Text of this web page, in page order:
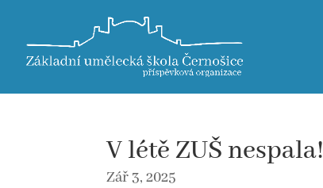
V létě ZUŠ nespala!
Zář 3, 2025